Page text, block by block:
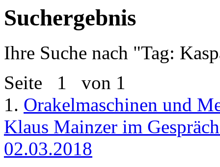
Suchergebnis
Ihre Suche nach "Tag:
Seite 1 von 1
1. Orakelmaschinen und
Klaus Mainzer im
02.03.2018